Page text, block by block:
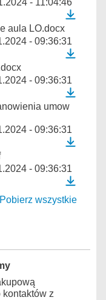
- 11:04:46
aula LO.docx
- 09:36:31
- 09:36:31
umow
- 09:36:31
- 09:36:31
Pobierz wszystkie
kontaktów z